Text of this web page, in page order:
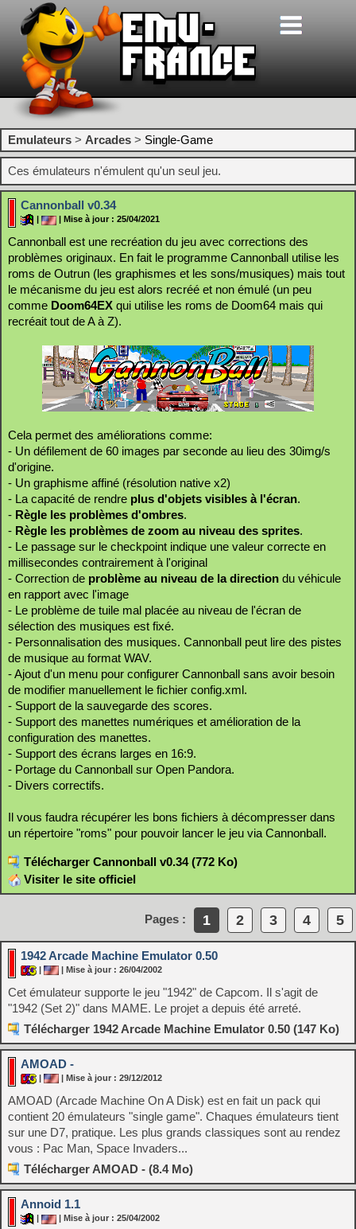
Emulateurs > Arcades > Single-Game
Ces émulateurs n'émulent qu'un seul jeu.
Cannonball v0.34
| Mise à jour : 25/04/2021
Cannonball est une recréation du jeu avec corrections des
problèmes originaux. En fait le programme Cannonball utilise les
roms de Outrun (les graphismes et les sons/musiques) mais tout
le mécanisme du jeu est alors recréé et non émulé (un peu
comme Doom64EX qui utilise les roms de Doom64 mais qui
recréait tout de A à Z).
Cela permet des améliorations comme:
- Un défilement de 60 images par seconde au lieu des 30img/s
d'origine.
- Un graphisme affiné (résolution native x2)
- La capacité de rendre plus d'objets visibles à l'écran.
- Règle les problèmes d'ombres.
- Règle les problèmes de zoom au niveau des sprites.
- Le passage sur le checkpoint indique une valeur correcte en
millisecondes contrairement à l'original
- Correction de problème au niveau de la direction du véhicule
en rapport avec l'image
- Le problème de tuile mal placée au niveau de l'écran de
sélection des musiques est fixé.
- Personnalisation des musiques. Cannonball peut lire des pistes
de musique au format WAV.
- Ajout d'un menu pour configurer Cannonball sans avoir besoin
de modifier manuellement le fichier config.xml.
- Support de la sauvegarde des scores.
- Support des manettes numériques et amélioration de la
configuration des manettes.
- Support des écrans larges en 16:9.
- Portage du Cannonball sur Open Pandora.
- Divers correctifs.
Il vous faudra récupérer les bons fichiers à décompresser dans
un répertoire "roms" pour pouvoir lancer le jeu via Cannonball.
Télécharger Cannonball v0.34 (772 Ko)
Visiter le site officiel
Pages : 1 2 3 4 5
1942 Arcade Machine Emulator 0.50
| Mise à jour : 26/04/2002
Cet émulateur supporte le jeu "1942" de Capcom. Il s'agit de
"1942 (Set 2)" dans MAME. Le projet a depuis été arreté.
Télécharger 1942 Arcade Machine Emulator 0.50 (147 Ko)
AMOAD -
| Mise à jour : 29/12/2012
AMOAD (Arcade Machine On A Disk) est en fait un pack qui
contient 20 émulateurs "single game". Chaques émulateurs tient
sur une D7, pratique. Les plus grands classiques sont au rendez
vous : Pac Man, Space Invaders...
Télécharger AMOAD - (8.4 Mo)
Annoid 1.1
| Mise à jour : 25/04/2002